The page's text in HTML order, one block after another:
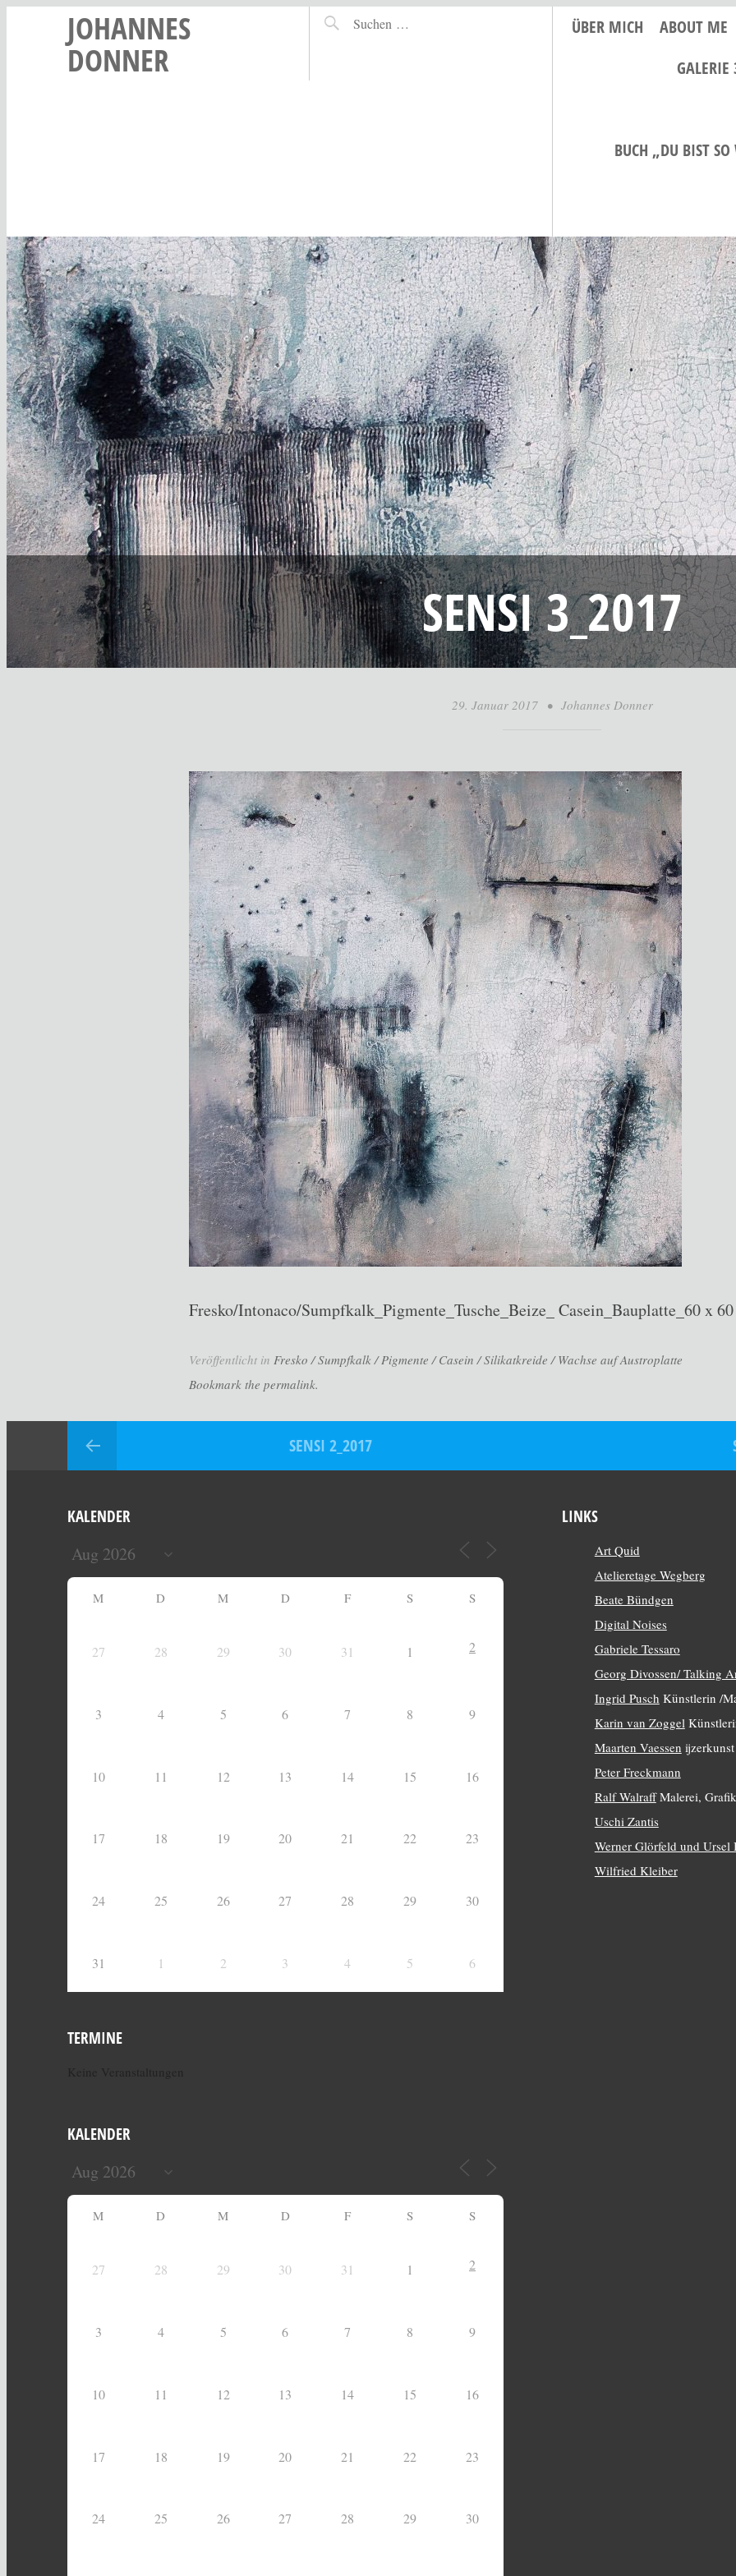
JOHANNES
DONNER
ÜBER MICH ABOUT ME
BUCH „DU BIST
SENSI 3_2017
29. Januar 2017 • Johannes Donner
Fresko/Intonaco/Sumpfkalk_Pigmente_Tusche_Beize_ Casein_Bauplatte_60 x
Veröffentlicht in Fresko / Sumpfkalk / Pigmente / Casein / Silikatkreide / Wachse auf Austroplatte
Bookmark the permalink.
SENSI 2_2017
KALENDER
M D M D F S S
27 28 29 30 31 1 2
3 4 5 6 7 8 9
10 11 12 13 14 15 16
17 18 19 20 21 22 23
24 25 26 27 28 29 30
31 1 2 3 4 5 6
TERMINE
KALENDER
M D M D F S S
27 28 29 30 31 1 2
3 4 5 6 7 8 9
10 11 12 13 14 15 16
17 18 19 20 21 22 23
24 25 26 27 28 29 30
LINKS
Art Quid
Atelieretage Wegberg
Beate Bündgen
Digital Noises
Gabriele Tessaro
Georg Divossen/ Talking
Ingrid Pusch Künstlerin /
Karin van Zoggel
Maarten Vaessen ijzerkunst
Peter Freckmann
Ralf WalraffMalerei,
Uschi Zantis
Werner Glörfeld und Ursel
Wilfried Kleiber